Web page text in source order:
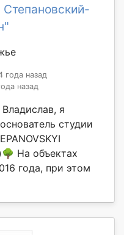
года назад
назад
я
студии
На объектах
года, при этом